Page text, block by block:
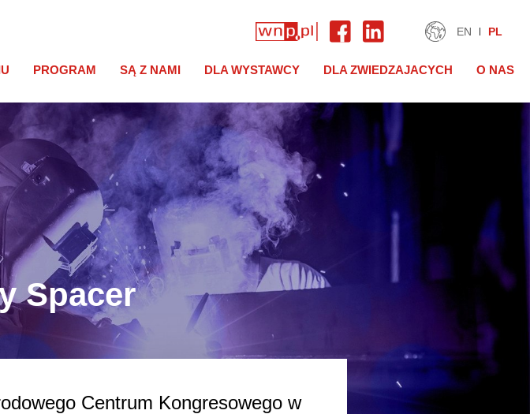
EN PL
PROGRAM SĄ Z NAMI DLA WYSTAWCY DLA ZWIEDZAJACYCH O NAS
Spacer
Centrum Kongresowego w